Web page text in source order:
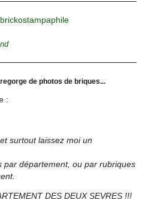
brickostampaphile
de photos de briques...
:
surtout laissez moi un
par département, ou par rubriques
DES DEUX SEVRES !!!